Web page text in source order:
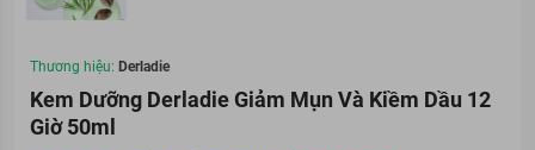
Thương hiệu: Derladie
Kem Dưỡng Derladie Giảm Mụn Và Kiềm Dầu 12
Giờ 50ml